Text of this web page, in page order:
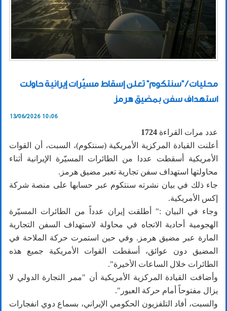
محليات / "سنتكوم" تعلن إسقاط مسيّرات إيرانية حاولت
استهداف سفن بمضيق هرمز
13/06/2026 10:06
عدد مرات القراءة 1724
أعلنت القيادة المركزية الأمريكية (سنتكوم)، السبت، أن القوات
الأمريكية أسقطت عددا من الطائرات المسيّرة الإيرانية أثناء
محاولتها استهداف سفن تجارية تعبر مضيق هرمز.
جاء ذلك في بيان نشرته سنتكوم عبر حسابها على منصة شركة
إكس الأمريكية.
وجاء في البيان :" أطلقت إيران عدداً من الطائرات المسيّرة
الهجومية أحادية الاتجاه في محاولة لاستهداف السفن التجارية
المارة عبر مضيق هرمز. وفي حين استمرت حركة الملاحة في
المضيق دون عوائق، أسقطت القوات الأمريكية جميع هذه
الطائرات خلال الساعات الأخيرة".
وأضافت القيادة المركزية الأمريكية أن "ممر التجارة الدولي لا
يزال مفتوحاً أمام حركة العبور".
والسبت، أفاد التلفزيون الحكومي الإيراني، بسماع دوي انفجارات